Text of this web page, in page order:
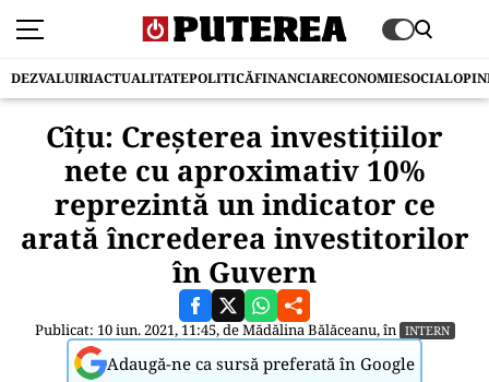
DEZVALUIRIACTUALITATEPOLITICĂFINANCIARECONOMIESOCIAL
Cîţu: Creşterea investiţiilor
nete cu aproximativ 10%
reprezintă un indicator ce
arată încrederea investitorilor
în Guvern
Publicat: 10 iun. 2021, 11:45, deMădălina Bălăceanu, în INTERN
Adaugă-ne ca sursă preferată în Google